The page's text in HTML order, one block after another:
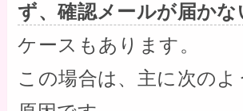
ず、確認メールが届かな
ケースもあります。
この場合は、主に次の